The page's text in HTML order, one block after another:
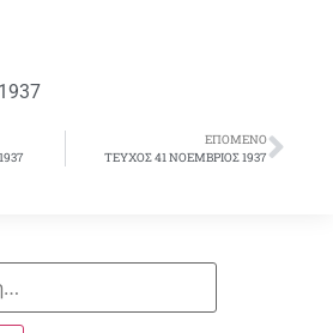
ΕΠΌΜΕΝΟ
ΤΕΥΧΟΣ 41 ΝΟΕΜΒΡΙΟΣ 1937